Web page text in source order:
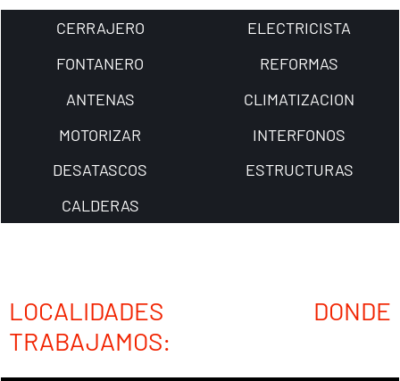
CERRAJERO
ELECTRICISTA
FONTANERO
REFORMAS
ANTENAS
CLIMATIZACION
MOTORIZAR
INTERFONOS
DESATASCOS
ESTRUCTURAS
CALDERAS
LOCALIDADES DONDE
TRABAJAMOS: